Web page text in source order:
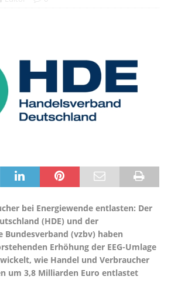
bei Energiewende entlasten: Der
(HDE) und der
Bundesverband (vzbv) haben
Erhöhung der EEG-Umlage
wie Handel und Verbraucher
um 3,8 Milliarden Euro entlastet